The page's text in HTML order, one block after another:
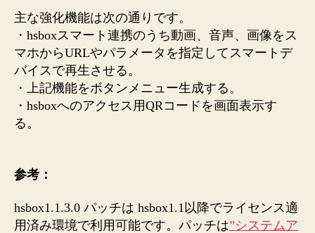
能
を
事
提
供
へ
主な強化機能は次の通りです。
・hsboxスマート連携のうち動画、音声、画像をス
マホからURLやパラメータを指定してスマートデ
バイスで再生させる。
・上記機能をボタンメニュー生成する。
・hsboxへのアクセス用QRコードを画面表示す
る。
参考：
hsbox1.1.3.0 パッチは hsbox1.1以降でライセンス適
用済み環境で利用可能です。パッチは”システムア